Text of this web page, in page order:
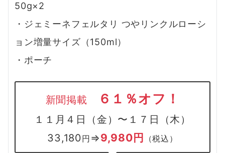
50g×2
・ジェミーネフェルタリ つやリンクルローシ
ョン増量サイズ（150ml）
・ポーチ
新聞掲載 ６１％オフ！
１１月４日（金）〜１７日（木）
33,180円 ⇒9,980円 （税込）